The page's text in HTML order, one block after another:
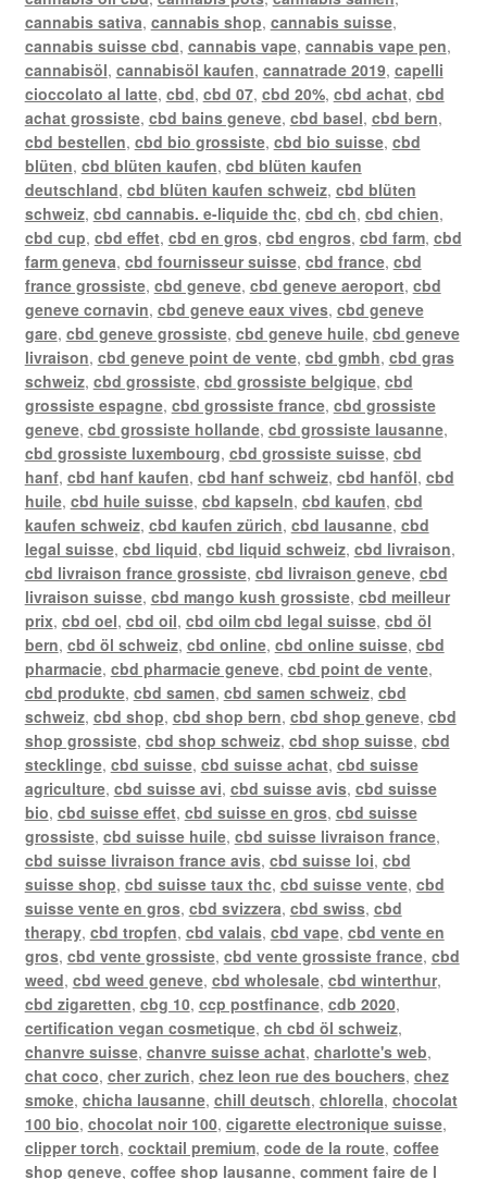
cannabis sativa, cannabis shop, cannabis suisse,
cannabis suisse cbd, cannabis vape, cannabis vape pen,
cannabisöl, cannabisöl kaufen, cannatrade 2019, capelli
cioccolato al latte, cbd, cbd 07, cbd 20%, cbd achat, cbd
achat grossiste, cbd bains geneve, cbd basel, cbd bern,
cbd bestellen, cbd bio grossiste, cbd bio suisse, cbd
blüten, cbd blüten kaufen, cbd blüten kaufen
deutschland, cbd blüten kaufen schweiz, cbd blüten
schweiz, cbd cannabis. e-liquide thc, cbd ch, cbd chien,
cbd cup, cbd effet, cbd en gros, cbd engros, cbd farm, cbd
farm geneva, cbd fournisseur suisse, cbd france, cbd
france grossiste, cbd geneve, cbd geneve aeroport, cbd
geneve cornavin, cbd geneve eaux vives, cbd geneve
gare, cbd geneve grossiste, cbd geneve huile, cbd geneve
livraison, cbd geneve point de vente, cbd gmbh, cbd gras
schweiz, cbd grossiste, cbd grossiste belgique, cbd
grossiste espagne, cbd grossiste france, cbd grossiste
geneve, cbd grossiste hollande, cbd grossiste lausanne,
cbd grossiste luxembourg, cbd grossiste suisse, cbd
hanf, cbd hanf kaufen, cbd hanf schweiz, cbd hanföl, cbd
huile, cbd huile suisse, cbd kapseln, cbd kaufen, cbd
kaufen schweiz, cbd kaufen zürich, cbd lausanne, cbd
legal suisse, cbd liquid, cbd liquid schweiz, cbd livraison,
cbd livraison france grossiste, cbd livraison geneve, cbd
livraison suisse, cbd mango kush grossiste, cbd meilleur
prix, cbd oel, cbd oil, cbd oilm cbd legal suisse, cbd öl
bern, cbd öl schweiz, cbd online, cbd online suisse, cbd
pharmacie, cbd pharmacie geneve, cbd point de vente,
cbd produkte, cbd samen, cbd samen schweiz, cbd
schweiz, cbd shop, cbd shop bern, cbd shop geneve, cbd
shop grossiste, cbd shop schweiz, cbd shop suisse, cbd
stecklinge, cbd suisse, cbd suisse achat, cbd suisse
agriculture, cbd suisse avi, cbd suisse avis, cbd suisse
bio, cbd suisse effet, cbd suisse en gros, cbd suisse
grossiste, cbd suisse huile, cbd suisse livraison france,
cbd suisse livraison france avis, cbd suisse loi, cbd
suisse shop, cbd suisse taux thc, cbd suisse vente, cbd
suisse vente en gros, cbd svizzera, cbd swiss, cbd
therapy, cbd tropfen, cbd valais, cbd vape, cbd vente en
gros, cbd vente grossiste, cbd vente grossiste france, cbd
weed, cbd weed geneve, cbd wholesale, cbd winterthur,
cbd zigaretten, cbg 10, ccp postfinance, cdb 2020,
certification vegan cosmetique, ch cbd öl schweiz,
chanvre suisse, chanvre suisse achat, charlotte's web,
chat coco, cher zurich, chez leon rue des bouchers, chez
smoke, chicha lausanne, chill deutsch, chlorella, chocolat
100 bio, chocolat noir 100, cigarette electronique suisse,
clipper torch, cocktail premium, code de la route, coffee
shop geneve, coffee shop lausanne, comment faire de l